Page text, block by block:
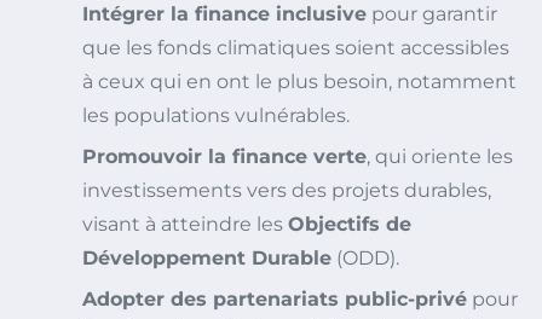
Intégrer la finance inclusive pour garantir
que les fonds climatiques soient accessibles
à ceux qui en ont le plus besoin, notamment
les populations vulnérables.
Promouvoir la finance verte, qui oriente les
investissements vers des projets durables,
visant à atteindre les Objectifs de
Développement Durable (ODD).
Adopter des partenariats public-privé pour